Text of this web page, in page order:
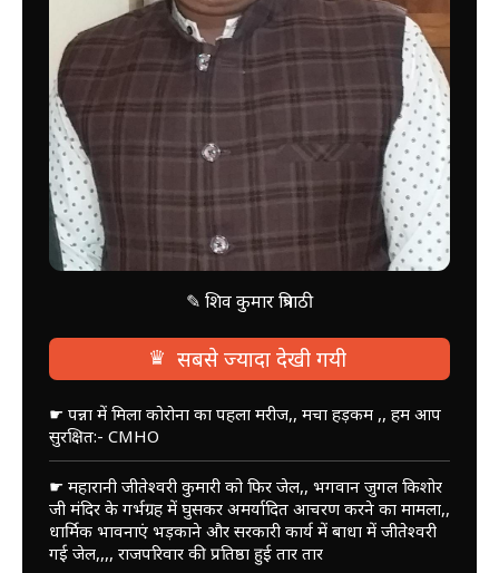
✎ शिव कुमार त्रिपाठी
♛ सबसे ज्यादा देखी गयी
☛ पन्ना में मिला कोरोना का पहला मरीज,, मचा हड़कम ,, हम आप
सुरक्षित:- CMHO
☛ महारानी जीतेश्वरी कुमारी को फिर जेल,, भगवान जुगल किशोर
जी मंदिर के गर्भग्रह में घुसकर अमर्यादित आचरण करने का मामला,,
धार्मिक भावनाएं भड़काने और सरकारी कार्य में बाधा में जीतेश्वरी
गई जेल,,,, राजपरिवार की प्रतिष्ठा हुई तार तार